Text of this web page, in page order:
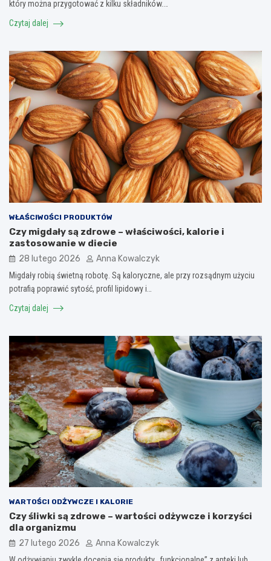
który można przygotować z kilku składników.…
Czytaj dalej
WŁAŚCIWOŚCI PRODUKTÓW
Czy migdały są zdrowe – właściwości, kalorie i
zastosowanie w diecie
28 lutego 2026 Anna Kowalczyk
Migdały robią świetną robotę. Są kaloryczne, ale przy rozsądnym użyciu
potrafią poprawić sytość, profil lipidowy i…
Czytaj dalej
WARTOŚCI ODŻYWCZE I KALORIE
Czy śliwki są zdrowe – wartości odżywcze i korzyści
dla organizmu
27 lutego 2026 Anna Kowalczyk